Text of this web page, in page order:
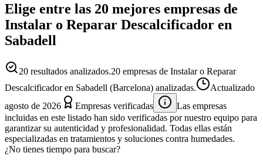
Elige entre las 20 mejores empresas de
Instalar o Reparar Descalcificador en
Sabadell
20 resultados analizados.20 empresas de Instalar o Reparar
Descalcificador en Sabadell (Barcelona) analizadas.
Actualizado
agosto de 2026
Empresas verificadas
Las empresas
incluidas en este listado han sido verificadas por nuestro equipo para
garantizar su autenticidad y profesionalidad. Todas ellas están
especializadas en tratamientos y soluciones contra humedades.
¿No tienes tiempo para buscar?